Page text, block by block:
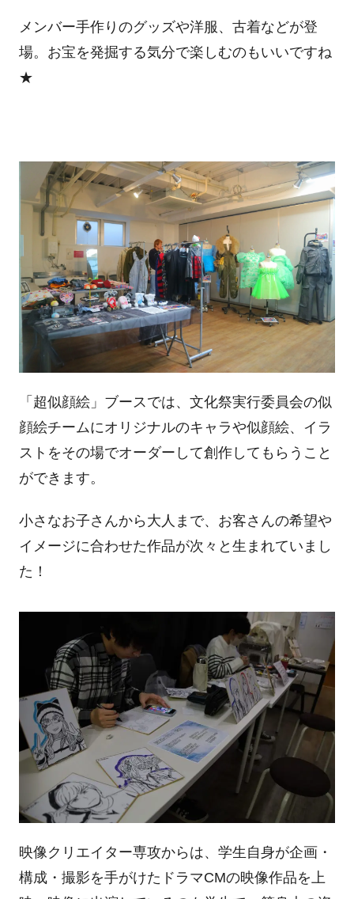
メンバー手作りのグッズや洋服、古着などが登
場。お宝を発掘する気分で楽しむのもいいですね
★
「超似顔絵」ブースでは、文化祭実行委員会の似
顔絵チームにオリジナルのキャラや似顔絵、イラ
ストをその場でオーダーして創作してもらうこと
ができます。
小さなお子さんから大人まで、お客さんの希望や
イメージに合わせた作品が次々と生まれていまし
た！
映像クリエイター専攻からは、学生自身が企画・
構成・撮影を手がけたドラマCMの映像作品を上